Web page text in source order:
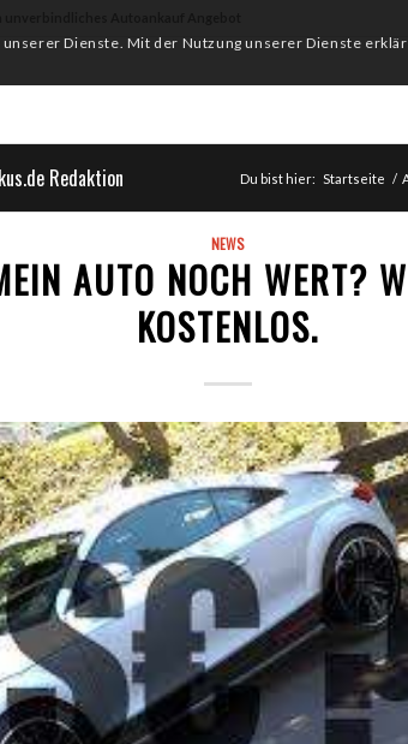
Redaktion Du bist hier: Startseite /
NEWS
AUTO NOCH WERT?
KOSTENLOS.
Dienste. Mit der Nutzung unserer Dienste